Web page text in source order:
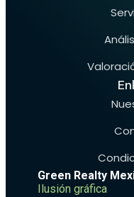
Green Realty
Ilusión gráfica